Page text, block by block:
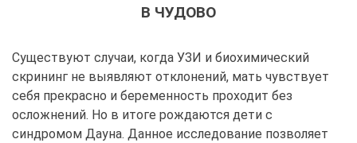
В ЧУДОВО
Существуют случаи, когда УЗИ и биохимический
скрининг не выявляют отклонений, мать чувствует
себя прекрасно и беременность проходит без
осложнений. Но в итоге рождаются дети с
синдромом Дауна. Данное исследование позволяет